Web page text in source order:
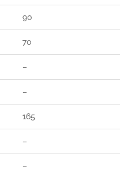
90
70
–
–
165
–
–